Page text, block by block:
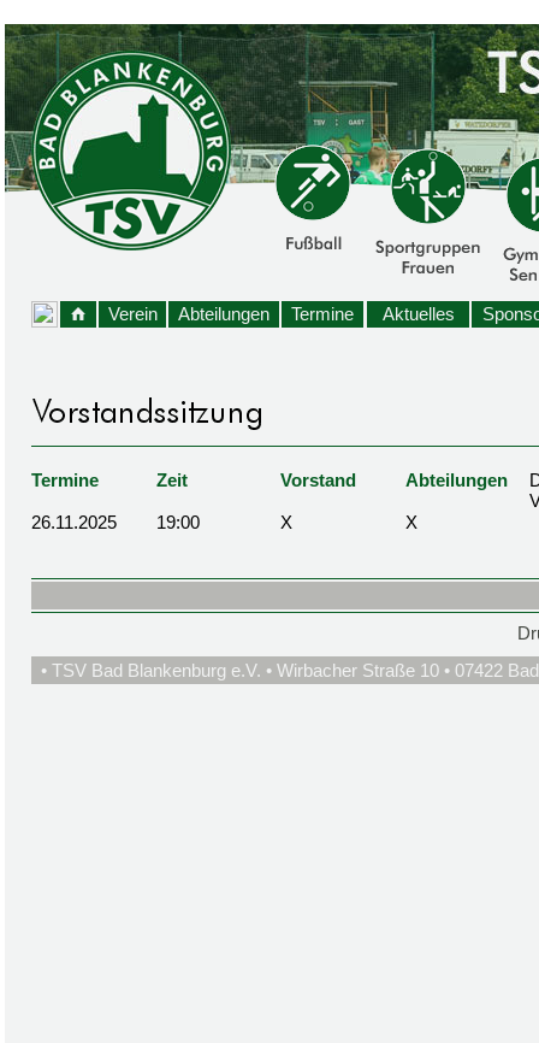
Verein Abteilungen Termine Aktuelles
Termine Zeit Vorstand Abteilungen
26.11.2025
19:00 X X
• TSV Bad Blankenburg e.V. • Wirbacher Straße 10 • 07422